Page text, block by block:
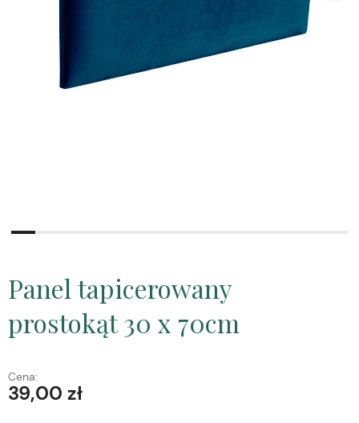
Panel tapicerowany
prostokąt 30 x 70cm
Cena:
39,00 zł